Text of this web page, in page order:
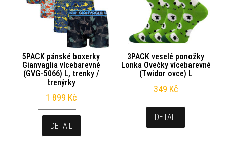
5PACK pánské boxerky
Gianvaglia vícebarevné
(GVG-5066) L, trenky /
trenýrky
1 899 Kč
DETAIL
3PACK veselé ponožky
Lonka Ovečky vícebarevné
(Twidor ovce) L
349 Kč
DETAIL